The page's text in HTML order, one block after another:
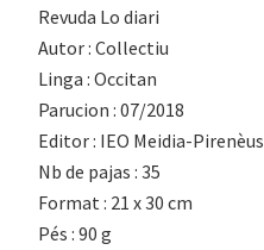
Revuda Lo diari
Autor : Collectiu
Linga : Occitan
Parucion : 07/2018
Editor : IEO Meidia-Pirenèus
Nb de pajas : 35
Format : 21 x 30 cm
Pés : 90 g